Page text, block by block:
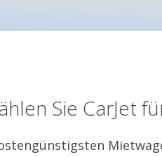
Sie CarJet